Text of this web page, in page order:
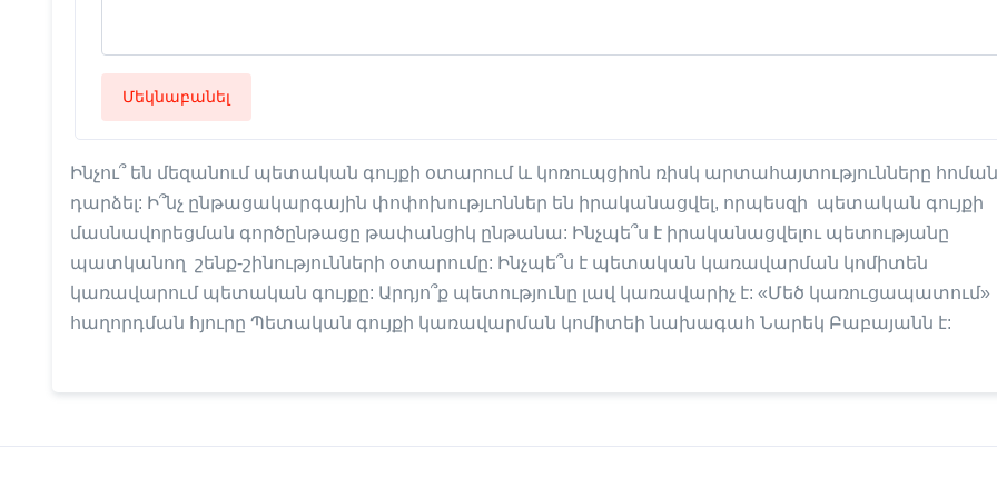
Մեկնաբանել
Ինչու՞ են մեզանում պետական գույքի օտարում և կոռուպցիոն ռիսկ արտահայտությունները
դարձել: Ի՞նչ ընթացակարգային փոփոխությւոններ են իրականացվել, որպեսզի պետական գույքի
մասնավորեցման գործընթացը թափանցիկ ընթանա: Ինչպե՞ս է իրականացվելու պետությանը
պատկանող շենք-շինությունների օտարումը: Ինչպե՞ս է պետական կառավարման կոմիտեն
կառավարում պետական գույքը: Արդյո՞ք պետությունը լավ կառավարիչ է: «Մեծ կառուցապատում»
հաղորդման հյուրը Պետական գույքի կառավարման կոմիտեի նախագահ Նարեկ Բաբայանն է: